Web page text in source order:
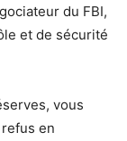
du FBI,
et de sécurité
vous
en